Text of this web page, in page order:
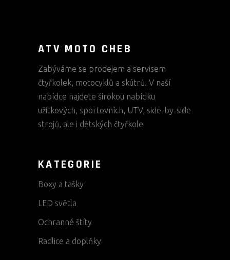
ATV MOTO CHEB
Zabýváme se prodejem a servisem
čtyřkolek, motocyklů a skútrů. V naší
nabídce najdete širokou nabídku
užitkových, sportovních, UTV, side-by-side
strojů, ale i dětských čtyřkole
KATEGORIE
Boxy a tašky
LED světla
Ochranné štíty
Radlice a doplňky